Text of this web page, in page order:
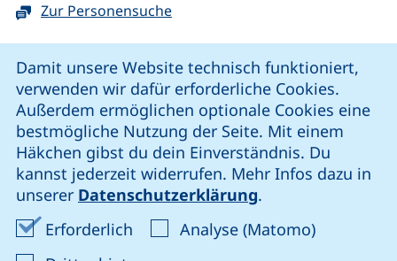
Damit unsere Website technisch funktioniert,
verwenden wir dafür erforderliche Cookies.
Außerdem ermöglichen optionale Cookies eine
bestmögliche Nutzung der Seite. Mit einem
Häkchen gibst du dein Einverständnis. Du
kannst jederzeit widerrufen. Mehr Infos dazu in
unserer Datenschutzerklärung.
Erforderlich Erforderliche Cookies akzeptieren
Analyse (Matomo)Analyse-
Zur Personensuche
unsere Facebook-Seite (externer Link, öffnet neues
unsere LinkedIn-Seite (externer Link, öffnet
unsere Instagram-Seite (externer Link,
unsere YouTube-Seite (externer
Cookie-Einstellungen
Impressum
Datenschutz